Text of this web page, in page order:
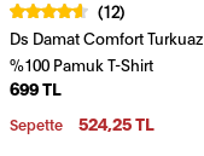
(12)
Ds Damat Comfort Turkuaz
%100 Pamuk T-Shirt
699 TL
Sepette 524,25 TL